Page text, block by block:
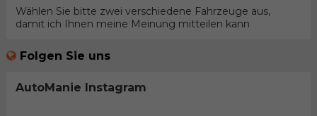
Wählen Sie bitte zwei verschiedene Fahrzeuge aus,
damit ich Ihnen meine Meinung mitteilen kann
Folgen Sie uns
AutoManie Instagram